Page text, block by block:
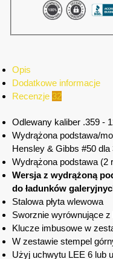
Opis
Dodatkowe informacje
Recenzje 32
Odlewany kaliber .359 -
Wydrążona podstawa/
Hensley & Gibbs #50 dla
Wydrążona podstawa (2
Wersja z wydrążoną
do ładunków
Stalowa płyta wlewowa
Sworznie wyrównujące z
Klucze imbusowe w
W zestawie stempel
Użyj uchwytu LEE 6 lub